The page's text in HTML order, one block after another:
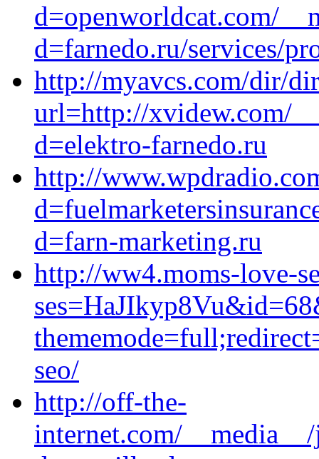
d=openworldcat.com/
d=farnedo.ru/services/
http://myavcs.com/dir/
url=http://xvidew.com/
d=elektro-farnedo.ru
http://
d=farn-marketing.ru
http://ww4.moms-love-
seo/
http://off-the-
internet.com/